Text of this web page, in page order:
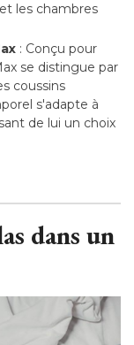
les chambres
: Conçu pour
se distingue par
coussins
s'adapte à
de lui un choix
dans un